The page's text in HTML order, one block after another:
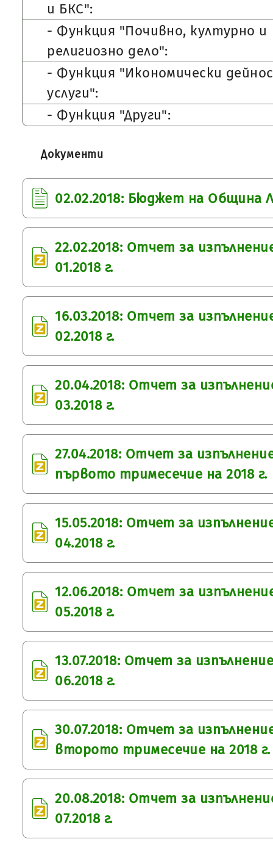
и БКС":
- Функция "Почивно, културно и
религиозно дело":
- Функция "Икономически
услуги":
- Функция "Други":
Документи
02.02.2018: Бюджет на Община
22.02.2018: Отчет за
01.2018 г.
16.03.2018: Отчет за
02.2018 г.
20.04.2018: Отчет за
03.2018 г.
27.04.2018: Отчет за
първото тримесечие на 2018 г.
15.05.2018: Отчет за
04.2018 г.
12.06.2018: Отчет за
05.2018 г.
13.07.2018: Отчет за
06.2018 г.
30.07.2018: Отчет за
второто тримесечие на 2018 г.
20.08.2018: Отчет за
07.2018 г.